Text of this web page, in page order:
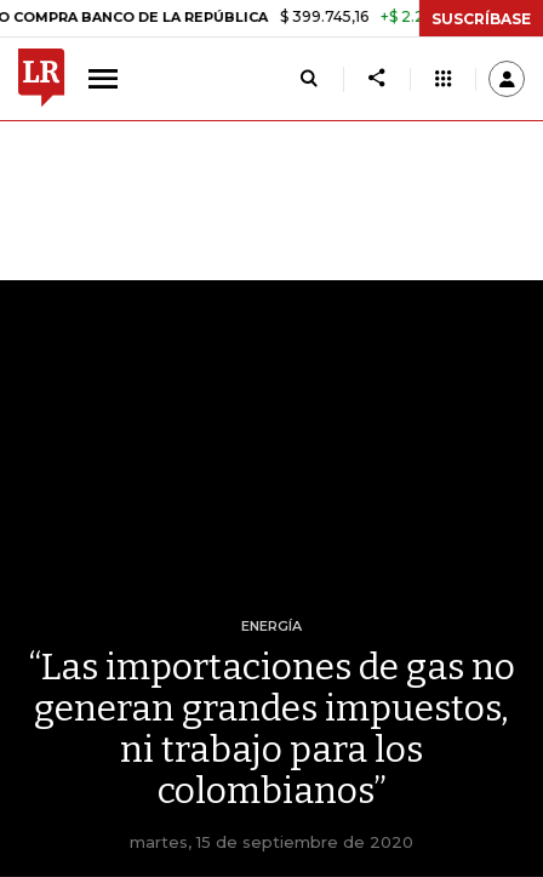
BANCO DE LA REPÚBLICA $ 399.745,16 +$ 2.295,71 +0,58% TASA
SUSCRÍBASE
ENERGÍA
“Las importaciones de gas no
generan grandes impuestos,
ni trabajo para los
colombianos”
martes, 15 de septiembre de 2020